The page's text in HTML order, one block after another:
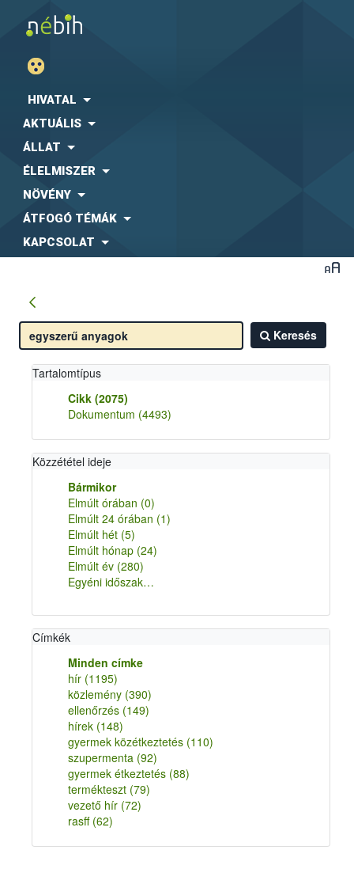
HIVATAL
AKTUÁLIS
ÁLLAT
ÉLELMISZER
NÖVÉNY
ÁTFOGÓ TÉMÁK
KAPCSOLAT
Keresés
Tartalomtípus
Cikk (2075)
Dokumentum (4493)
Közzététel ideje
Bármikor
Elmúlt órában (0)
Elmúlt 24 órában (1)
Elmúlt hét (5)
Elmúlt hónap (24)
Elmúlt év (280)
Egyéni időszak…
Címkék
Minden címke
hír (1195)
közlemény (390)
ellenőrzés (149)
hírek (148)
gyermek közétkeztetés (110)
szupermenta (92)
gyermek étkeztetés (88)
termékteszt (79)
vezető hír (72)
rasff (62)